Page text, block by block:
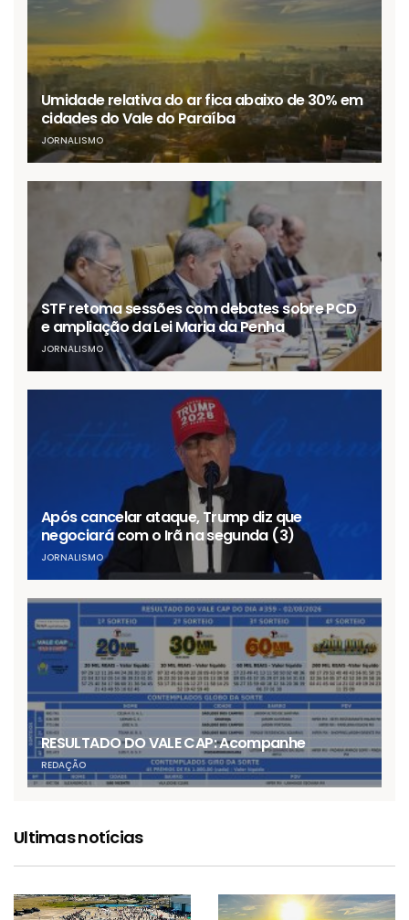
Umidade relativa do ar fica abaixo de 30% em
cidades do Vale do Paraíba
JORNALISMO
STF retoma sessões com debates sobre PCD
e ampliação da Lei Maria da Penha
JORNALISMO
Após cancelar ataque, Trump diz que
negociará com o Irã na segunda (3)
JORNALISMO
RESULTADO DO VALE CAP: Acompanhe
REDAÇÃO
Ultimas notícias